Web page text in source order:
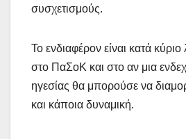
συσχετισμούς.
Το ενδιαφέρον είναι κατά
στο ΠαΣοΚ και στο αν μια
ηγεσίας θα μπορούσε να
και κάποια δυναμική.